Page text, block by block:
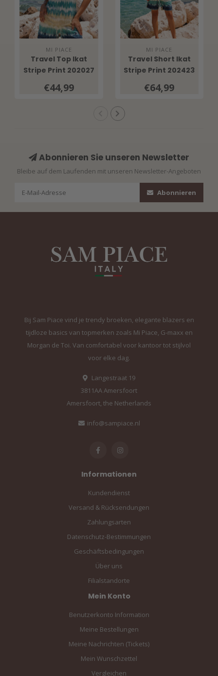
MI PIACE
Travel Top Ikat
Stripe Print 202027
€44,99
MI PIACE
Travel Short Ikat
Stripe Print 202423
€64,99
Abonnieren Sie unseren Newsletter
Bleibe auf dem Laufenden mit unseren Newsletter-Angeboten
Abonnieren
Bij Sam Piace vind je trendy broeken, elegante blazers en
tijdloze basics van topmerken zoals Mi Piace, G-maxx en
Morgan de Toi. Van comfortabel voor kantoor tot stijlvol
voor elke dag.
Langestraat 19
3811AA Amersfoort
Amersfoort, the Netherlands
info@sampiace.nl
Informationen
Kundendienst
Versand & Rücksendungen
Zahlungsarten
Datenschutz-Bestimmungen
Geschäftsbedingungen
Über uns
Filialstandorte
Mein Konto
Benutzerkonto Information
Meine Bestellungen
Meine Nachrichten (Tickets)
Mein Wunschzettel
Vergleichen